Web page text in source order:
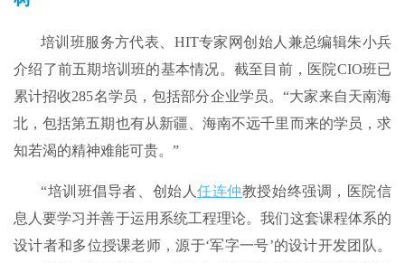
培训班服务方代表、HIT专家网创始人兼总编辑朱小兵
介绍了前五期培训班的基本情况。截至目前，医院CIO班已
累计招收285名学员，包括部分企业学员。“大家来自天南海
北，包括第五期也有从新疆、海南不远千里而来的学员，求
知若渴的精神难能可贵。”
“培训班倡导者、创始人任连仲教授始终强调，医院信
息人要学习并善于运用系统工程理论。我们这套课程体系的
设计者和多位授课老师，源于‘军字一号’的设计开发团队。